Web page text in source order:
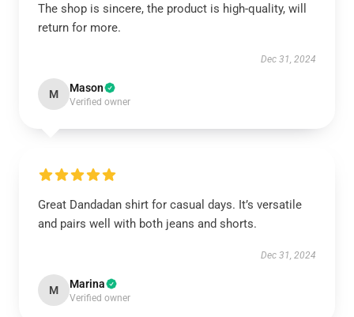
The shop is sincere, the product is high-quality, will
return for more.
Dec 31, 2024
M Mason
Verified owner
Great Dandadan shirt for casual days. It’s versatile
and pairs well with both jeans and shorts.
Dec 31, 2024
M Marina
Verified owner